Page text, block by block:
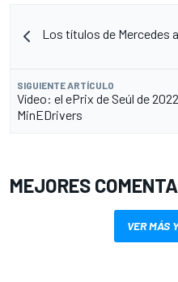
Los títulos de Mercedes
SIGUIENTE ARTÍCULO
Vídeo: el ePrix de Seúl de
MinEDrivers
MEJORES
VER MÁS